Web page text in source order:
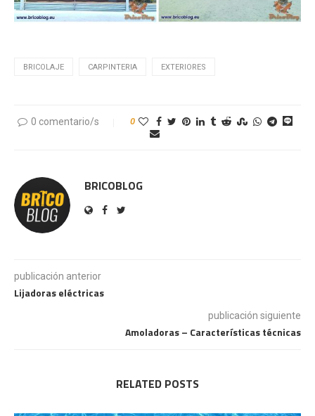
BRICOLAJE CARPINTERIA EXTERIORES
0 comentario/s 0
BRICOBLOG
publicación anterior
Lijadoras eléctricas
publicación siguiente
Amoladoras – Características técnicas
RELATED POSTS